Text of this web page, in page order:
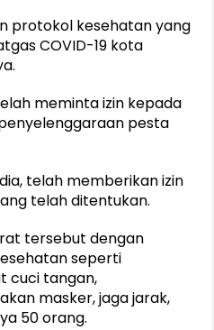
protokol kesehatan yang
COVID-19 kota
meminta izin kepada
pesta
telah memberikan izin
telah ditentukan.
tersebut dengan
seperti
cuci tangan,
masker, jaga jarak,
50 orang.